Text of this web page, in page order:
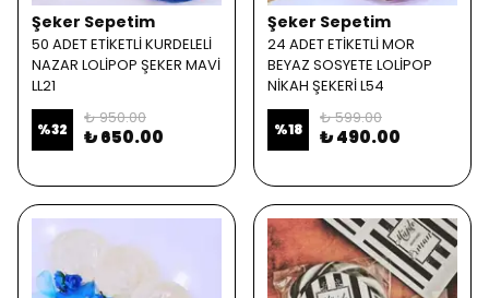
Şeker Sepetim
50 ADET ETİKETLİ KURDELELİ
NAZAR LOLİPOP ŞEKER MAVİ
LL21
%32
₺ 950.00
₺ 650.00
Şeker Sepetim
24 ADET ETİKETLİ MOR
BEYAZ SOSYETE LOLİPOP
NİKAH ŞEKERİ L54
%18
₺ 599.00
₺ 490.00